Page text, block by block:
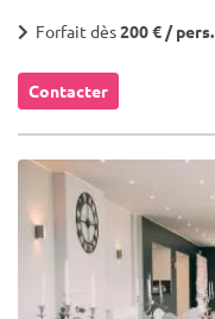
Forfait dès200 € / pers.
Contacter